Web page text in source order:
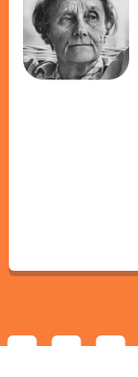
Kenmerken van
12+ jaar 15+
Familie & gezin